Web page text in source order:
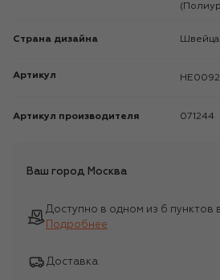
Страна дизайна
Артикул
Артикул производителя 071244
Ваш город Москва
Доступно в одном из 6 пунктов
Подробнее
Доставка